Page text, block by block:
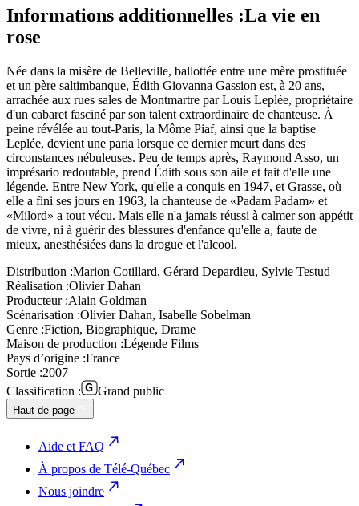
Informations additionnelles :La vie en
rose
Née dans la misère de Belleville, ballottée entre une mère prostituée
et un père saltimbanque, Édith Giovanna Gassion est, à 20 ans,
arrachée aux rues sales de Montmartre par Louis Leplée, propriétaire
d'un cabaret fasciné par son talent extraordinaire de chanteuse. À
peine révélée au tout-Paris, la Môme Piaf, ainsi que la baptise
Leplée, devient une paria lorsque ce dernier meurt dans des
circonstances nébuleuses. Peu de temps après, Raymond Asso, un
imprésario redoutable, prend Édith sous son aile et fait d'elle une
légende. Entre New York, qu'elle a conquis en 1947, et Grasse, où
elle a fini ses jours en 1963, la chanteuse de «Padam Padam» et
«Milord» a tout vécu. Mais elle n'a jamais réussi à calmer son appétit
de vivre, ni à guérir des blessures d'enfance qu'elle a, faute de
mieux, anesthésiées dans la drogue et l'alcool.
Distribution :Marion Cotillard, Gérard Depardieu, Sylvie Testud
Réalisation :Olivier Dahan
Producteur :Alain Goldman
Scénarisation :Olivier Dahan, Isabelle Sobelman
Genre :Fiction, Biographique, Drame
Maison de production :Légende Films
Pays d’origine :France
Sortie :2007
Classification :
Grand public
Haut de page
Aide et FAQ
À propos de Télé-Québec
Nous joindre